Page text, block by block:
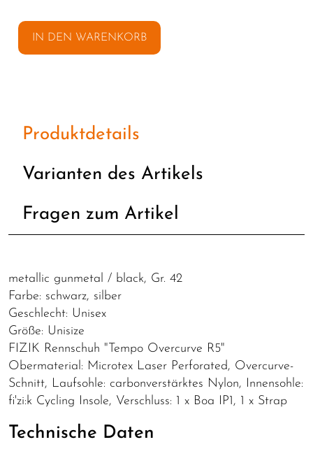
IN DEN WARENKORB
Produktdetails
Varianten des Artikels
Fragen zum Artikel
metallic gunmetal / black, Gr. 42
Farbe: schwarz, silber
Geschlecht: Unisex
Größe: Unisize
FIZIK Rennschuh "Tempo Overcurve R5"
Obermaterial: Microtex Laser Perforated, Overcurve-
Schnitt, Laufsohle: carbonverstärktes Nylon, Innensohle:
fi'zi:k Cycling Insole, Verschluss: 1 x Boa IP1, 1 x Strap
Technische Daten